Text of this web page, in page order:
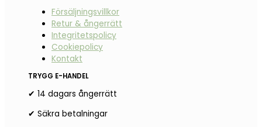
Försäljningsvillkor
Retur & ångerrätt
Integritetspolicy
Cookiepolicy
Kontakt
TRYGG E-HANDEL
✔ 14 dagars ångerrätt
✔ Säkra betalningar